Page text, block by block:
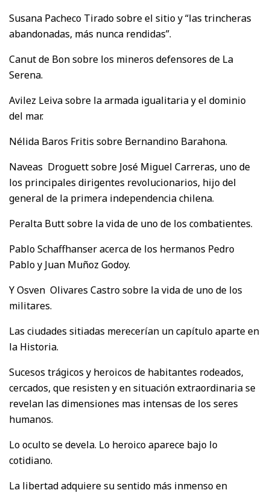
Susana Pacheco Tirado sobre el sitio y “las trincheras
abandonadas, más nunca rendidas”.
Canut de Bon sobre los mineros defensores de La
Serena.
Avilez Leiva sobre la armada igualitaria y el dominio
del mar.
Nélida Baros Fritis sobre Bernandino Barahona.
Naveas Droguett sobre José Miguel Carreras, uno de
los principales dirigentes revolucionarios, hijo del
general de la primera independencia chilena.
Peralta Butt sobre la vida de uno de los combatientes.
Pablo Schaffhanser acerca de los hermanos Pedro
Pablo y Juan Muñoz Godoy.
Y Osven Olivares Castro sobre la vida de uno de los
militares.
Las ciudades sitiadas merecerían un capítulo aparte en
la Historia.
Sucesos trágicos y heroicos de habitantes rodeados,
cercados, que resisten y en situación extraordinaria se
revelan las dimensiones mas intensas de los seres
humanos.
Lo oculto se devela. Lo heroico aparece bajo lo
cotidiano.
La libertad adquiere su sentido más inmenso en